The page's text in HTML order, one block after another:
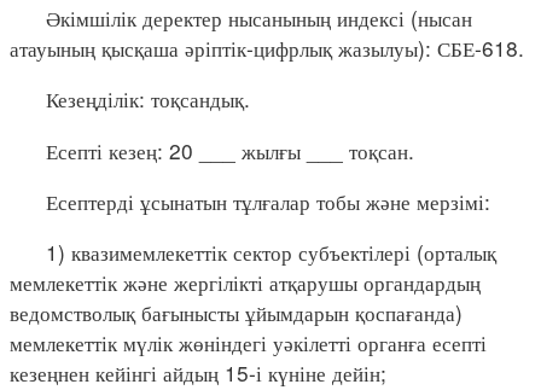
Әкімшілік деректер нысанының индексі (нысан
атауының қысқаша әріптік-цифрлық жазылуы): СБЕ-618.
Кезеңділік: тоқсандық.
Есепті кезең: 20 ___ жылғы ___ тоқсан.
Есептерді ұсынатын тұлғалар тобы және мерзімі:
1) квазимемлекеттік сектор субъектілері (орталық
мемлекеттік және жергілікті атқарушы органдардың
ведомстволық бағынысты ұйымдарын қоспағанда)
мемлекеттік мүлік жөніндегі уәкілетті органға есепті
кезеңнен кейінгі айдың 15-і күніне дейін;